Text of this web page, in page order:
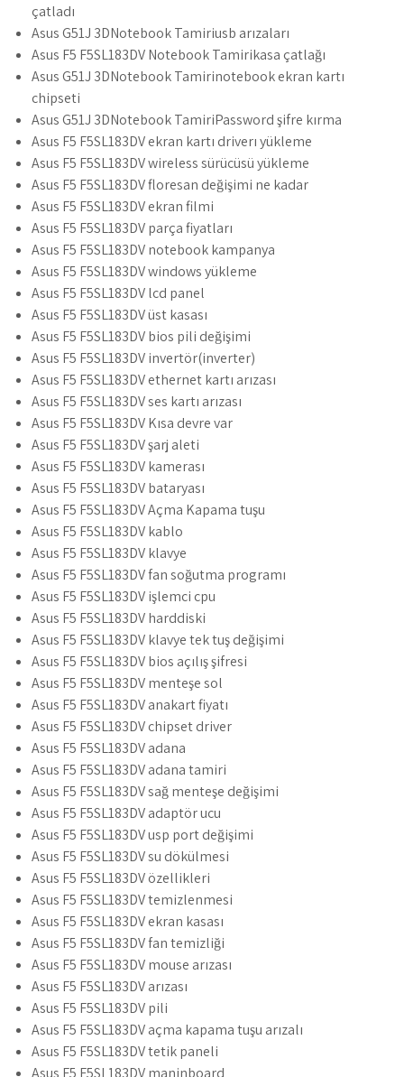
çatladı
Asus G51J 3DNotebook Tamiriusb arızaları
Asus F5 F5SL183DV Notebook Tamirikasa çatlağı
Asus G51J 3DNotebook Tamirinotebook ekran kartı
chipseti
Asus G51J 3DNotebook TamiriPassword şifre kırma
Asus F5 F5SL183DV ekran kartı driverı yükleme
Asus F5 F5SL183DV wireless sürücüsü yükleme
Asus F5 F5SL183DV floresan değişimi ne kadar
Asus F5 F5SL183DV ekran filmi
Asus F5 F5SL183DV parça fiyatları
Asus F5 F5SL183DV notebook kampanya
Asus F5 F5SL183DV windows yükleme
Asus F5 F5SL183DV lcd panel
Asus F5 F5SL183DV üst kasası
Asus F5 F5SL183DV bios pili değişimi
Asus F5 F5SL183DV invertör(inverter)
Asus F5 F5SL183DV ethernet kartı arızası
Asus F5 F5SL183DV ses kartı arızası
Asus F5 F5SL183DV Kısa devre var
Asus F5 F5SL183DV şarj aleti
Asus F5 F5SL183DV kamerası
Asus F5 F5SL183DV bataryası
Asus F5 F5SL183DV Açma Kapama tuşu
Asus F5 F5SL183DV kablo
Asus F5 F5SL183DV klavye
Asus F5 F5SL183DV fan soğutma programı
Asus F5 F5SL183DV işlemci cpu
Asus F5 F5SL183DV harddiski
Asus F5 F5SL183DV klavye tek tuş değişimi
Asus F5 F5SL183DV bios açılış şifresi
Asus F5 F5SL183DV menteşe sol
Asus F5 F5SL183DV anakart fiyatı
Asus F5 F5SL183DV chipset driver
Asus F5 F5SL183DV adana
Asus F5 F5SL183DV adana tamiri
Asus F5 F5SL183DV sağ menteşe değişimi
Asus F5 F5SL183DV adaptör ucu
Asus F5 F5SL183DV usp port değişimi
Asus F5 F5SL183DV su dökülmesi
Asus F5 F5SL183DV özellikleri
Asus F5 F5SL183DV temizlenmesi
Asus F5 F5SL183DV ekran kasası
Asus F5 F5SL183DV fan temizliği
Asus F5 F5SL183DV mouse arızası
Asus F5 F5SL183DV arızası
Asus F5 F5SL183DV pili
Asus F5 F5SL183DV açma kapama tuşu arızalı
Asus F5 F5SL183DV tetik paneli
Asus F5 F5SL183DV maninboard